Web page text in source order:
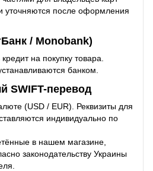
уточняются после оформления
/ Monobank)
на покупку товара.
банком.
SWIFT-перевод
(USD / EUR). Реквизиты для
индивидуально по
в нашем магазине,
законодательству Украины